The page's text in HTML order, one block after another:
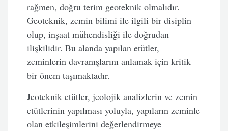
rağmen, doğru terim geoteknik olmalıdır.
Geoteknik, zemin bilimi ile ilgili bir disiplin
olup, inşaat mühendisliği ile doğrudan
ilişkilidir. Bu alanda yapılan etütler,
zeminlerin davranışlarını anlamak için kritik
bir önem taşımaktadır.
Jeoteknik etütler, jeolojik analizlerin ve zemin
etütlerinin yapılması yoluyla, yapıların zeminle
olan etkileşimlerini değerlendirmeye